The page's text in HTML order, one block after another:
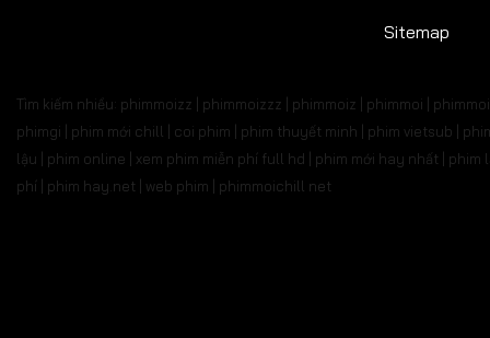
Sitemap
Tìm kiếm nhiều: phimmoizz | phimmoizzz | phimmoiz | phimmoi |
phimgi | phim mới chill | coi phim | phim thuyết minh | phim vietsub |
lậu | phim online | xem phim miễn phí full hd | phim mới hay nhất |
phí | phim hay.net | web phim | phimmoichill net